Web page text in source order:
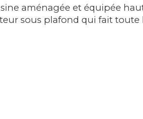
aménagée et équipée
sous plafond qui fait toute